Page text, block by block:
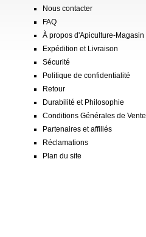
Nous contacter
FAQ
À propos d'Apiculture-Magasin
Expédition et Livraison
Sécurité
Politique de confidentialité
Retour
Durabilité et Philosophie
Conditions Générales de Vente
Partenaires et affiliés
Réclamations
Plan du site